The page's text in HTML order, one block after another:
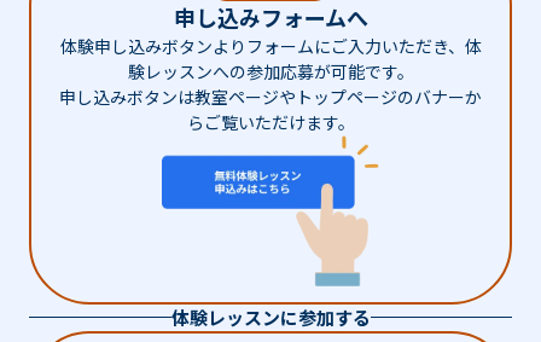
申し込みフォームへ
体験申し込みボタンよりフォームにご入力いただき、体
験レッスンへの参加応募が可能です。
申し込みボタンは教室ページやトップページのバナーか
らご覧いただけます。
体験レッスンに参加する